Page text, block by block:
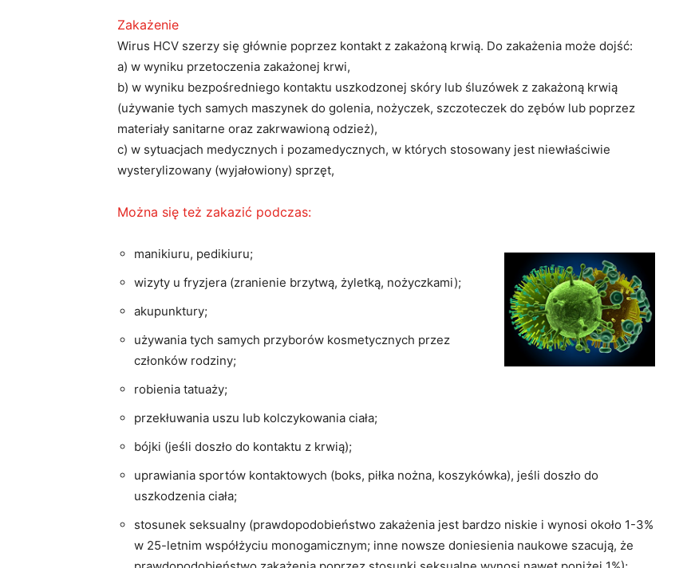
Zakażenie
Wirus HCV szerzy się głównie poprzez kontakt z zakażoną krwią. Do zakażenia może dojść:
a) w wyniku przetoczenia zakażonej krwi,
b) w wyniku bezpośredniego kontaktu uszkodzonej skóry lub śluzówek z zakażoną krwią
(używanie tych samych maszynek do golenia, nożyczek, szczoteczek do zębów lub poprzez
materiały sanitarne oraz zakrwawioną odzież),
c) w sytuacjach medycznych i pozamedycznych, w których stosowany jest niewłaściwie
wysterylizowany (wyjałowiony) sprzęt,
Można się też zakazić podczas:
manikiuru, pedikiuru;
wizyty u fryzjera (zranienie brzytwą, żyletką, nożyczkami);
akupunktury;
używania tych samych przyborów kosmetycznych przez
członków rodziny;
robienia tatuaży;
przekłuwania uszu lub kolczykowania ciała;
bójki (jeśli doszło do kontaktu z krwią);
uprawiania sportów kontaktowych (boks, piłka nożna, koszykówka), jeśli doszło do
uszkodzenia ciała;
stosunek seksualny (prawdopodobieństwo zakażenia jest bardzo niskie i wynosi około 1-3%
w 25-letnim współżyciu monogamicznym; inne nowsze doniesienia naukowe szacują, że